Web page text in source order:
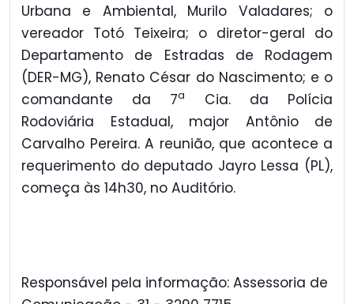
Urbana e Ambiental, Murilo Valadares; o
vereador Totó Teixeira; o diretor-geral do
Departamento de Estradas de Rodagem
(DER-MG), Renato César do Nascimento; e o
comandante da 7a
Cia. da Polícia
Rodoviária Estadual, major Antônio de
Carvalho Pereira. A reunião, que acontece a
requerimento do deputado Jayro Lessa (PL),
começa às 14h30, no Auditório.
Responsável pela informação: Assessoria de